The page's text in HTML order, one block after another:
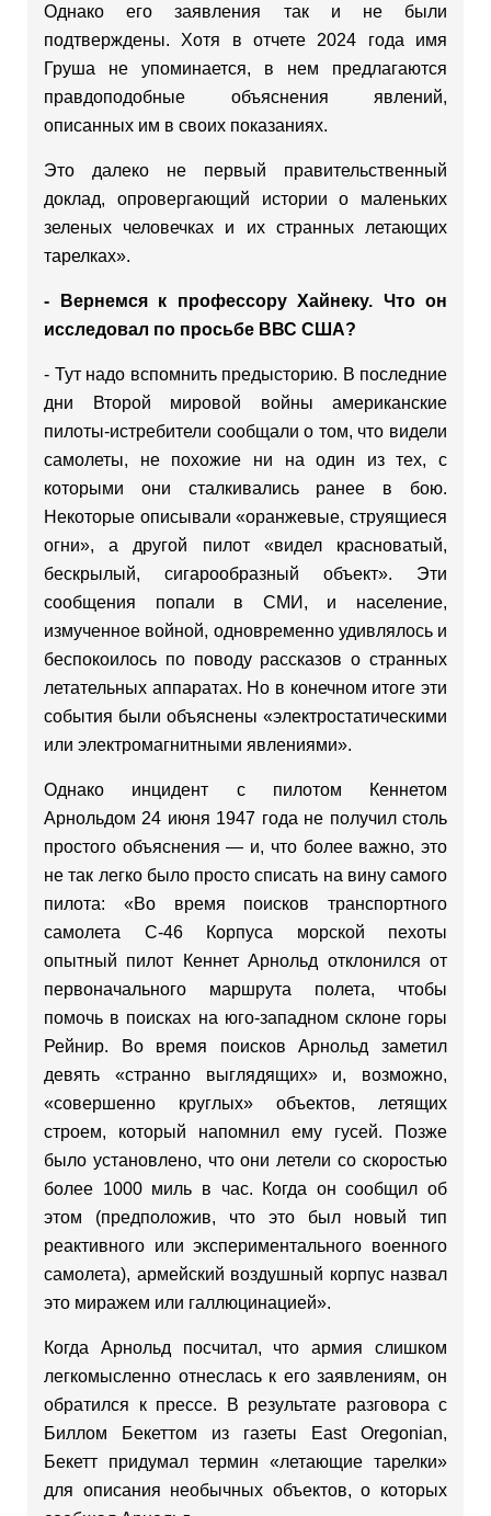
Однако его заявления так и не были
подтверждены. Хотя в отчете 2024 года имя
Груша не упоминается, в нем предлагаются
правдоподобные объяснения явлений,
описанных им в своих показаниях.
Это далеко не первый правительственный
доклад, опровергающий истории о маленьких
зеленых человечках и их странных летающих
тарелках».
- Вернемся к профессору Хайнеку. Что он
исследовал по просьбе ВВС США?
- Тут надо вспомнить предысторию. В последние
дни Второй мировой войны американские
пилоты-истребители сообщали о том, что видели
самолеты, не похожие ни на один из тех, с
которыми они сталкивались ранее в бою.
Некоторые описывали «оранжевые, струящиеся
огни», а другой пилот «видел красноватый,
бескрылый, сигарообразный объект». Эти
сообщения попали в СМИ, и население,
измученное войной, одновременно удивлялось и
беспокоилось по поводу рассказов о странных
летательных аппаратах. Но в конечном итоге эти
события были объяснены «электростатическими
или электромагнитными явлениями».
Однако инцидент с пилотом Кеннетом
Арнольдом 24 июня 1947 года не получил столь
простого объяснения — и, что более важно, это
не так легко было просто списать на вину самого
пилота: «Во время поисков транспортного
самолета C-46 Корпуса морской пехоты
опытный пилот Кеннет Арнольд отклонился от
первоначального маршрута полета, чтобы
помочь в поисках на юго-западном склоне горы
Рейнир. Во время поисков Арнольд заметил
девять «странно выглядящих» и, возможно,
«совершенно круглых» объектов, летящих
строем, который напомнил ему гусей. Позже
было установлено, что они летели со скоростью
более 1000 миль в час. Когда он сообщил об
этом (предположив, что это был новый тип
реактивного или экспериментального военного
самолета), армейский воздушный корпус назвал
это миражем или галлюцинацией».
Когда Арнольд посчитал, что армия слишком
легкомысленно отнеслась к его заявлениям, он
обратился к прессе. В результате разговора с
Биллом Бекеттом из газеты East Oregonian,
Бекетт придумал термин «летающие тарелки»
для описания необычных объектов, о которых